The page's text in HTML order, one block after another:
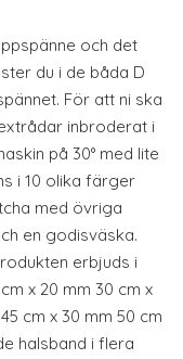
och det
du i de båda D
För att ni ska
inbroderat i
på 30° med lite
i 10 olika färger
med övriga
en godisväska.
erbjuds i
x 20 mm 30 cm x
cm x 30 mm 50 cm
halsband i flera